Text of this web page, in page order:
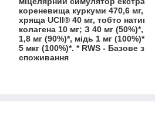
кореневища куркуми 470,6 мг,
хряща UCII® 40 мг, тобто
колагена 10 мг; З 40 мг (50%)*,
1,8 мг (90%)*, мідь 1 мг (100%)*,
5 мкг (100%)*. * RWS - Базове
споживання